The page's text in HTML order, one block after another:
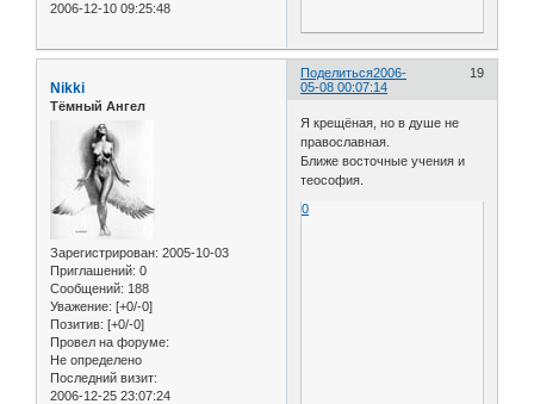
2006-12-10 09:25:48
Поделиться 19
2006-
05-08 00:07:14
Nikki
Тёмный Ангел
Зарегистрирован: 2005-10-03
Приглашений: 0
Сообщений: 188
Уважение: [+0/-0]
Позитив: [+0/-0]
Провел на форуме:
Не определено
Последний визит:
2006-12-25 23:07:24
Я крещёная, но в душе не
православная.
Ближе восточные учения и
теософия.
0